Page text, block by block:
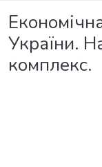
України.
комплекс.